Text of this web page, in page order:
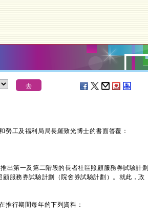
工及福利局局長羅致光博士的書面答覆：
第一及第二階段的長者社區照顧服務券試驗計劃
服務券試驗計劃（院舍券試驗計劃）。就此，政
推行期間每年的下列資料：